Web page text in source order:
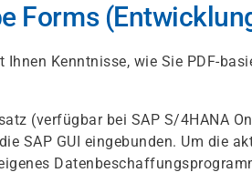
Forms
Ihnen Kenntnisse, wie Sie PDF-
(verfügbar bei SAP S/4HANA
SAP GUI eingebunden. Um die